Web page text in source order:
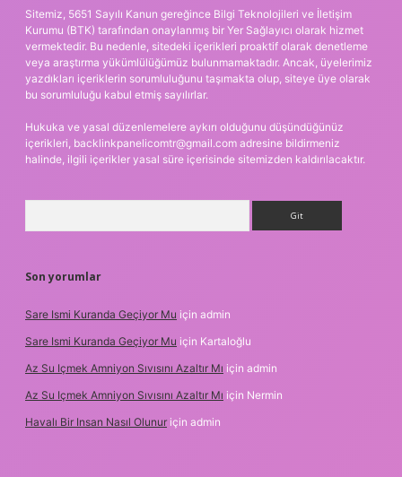
Sitemiz, 5651 Sayılı Kanun gereğince Bilgi Teknolojileri ve İletişim
Kurumu (BTK) tarafından onaylanmış bir Yer Sağlayıcı olarak hizmet
vermektedir. Bu nedenle, sitedeki içerikleri proaktif olarak denetleme
veya araştırma yükümlülüğümüz bulunmamaktadır. Ancak, üyelerimiz
yazdıkları içeriklerin sorumluluğunu taşımakta olup, siteye üye olarak
bu sorumluluğu kabul etmiş sayılırlar.
Hukuka ve yasal düzenlemelere aykırı olduğunu düşündüğünüz
içerikleri, backlinkpanelicomtr@gmail.com adresine bildirmeniz
halinde, ilgili içerikler yasal süre içerisinde sitemizden kaldırılacaktır.
Son yorumlar
Sare Ismi Kuranda Geçiyor Mu için admin
Sare Ismi Kuranda Geçiyor Mu için Kartaloğlu
Az Su Içmek Amniyon Sıvısını Azaltır Mı için admin
Az Su Içmek Amniyon Sıvısını Azaltır Mı için Nermin
Havalı Bir Insan Nasıl Olunur için admin